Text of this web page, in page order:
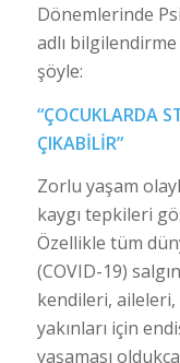
Dönemlerinde
adlı
şöyle:
“ÇOCUKLARDA
ÇIKABİLİR”
Zorlu yaşam
kaygı tepkileri
Özellikle tüm
(COVID-19)
kendileri, aileleri,
yakınları için
yaşaması